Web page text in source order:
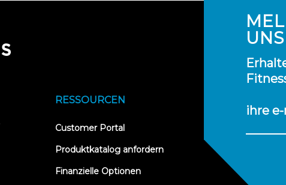
ihre
RESSOURCEN
Customer Portal(opens
new
Produktkatalog anfordern
Finanzielle Optionen